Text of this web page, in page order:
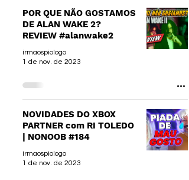
POR QUE NÃO GOSTAMOS
DE ALAN WAKE 2?
REVIEW #alanwake2
irmaospiologo
1 de nov. de 2023
NOVIDADES DO XBOX
PARTNER com RI TOLEDO
| NONOOB #184
irmaospiologo
1 de nov. de 2023